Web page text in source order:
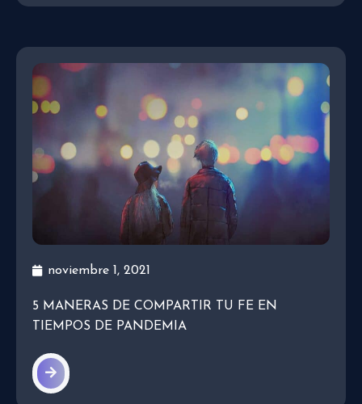
noviembre 1, 2021
5 MANERAS DE COMPARTIR TU FE EN
TIEMPOS DE PANDEMIA